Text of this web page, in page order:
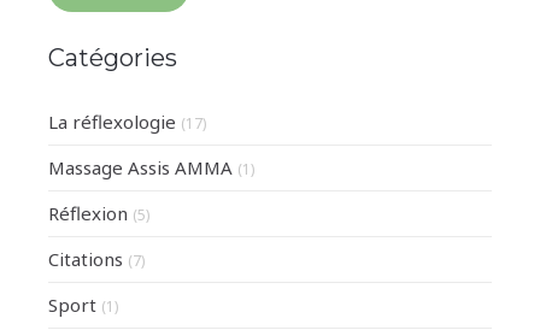
Catégories
La réflexologie (17)
Massage Assis AMMA (1)
Réflexion (5)
Citations (7)
Sport (1)